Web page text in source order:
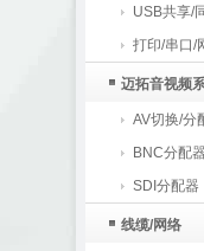
USB共享/
打印/串口/
迈拓音视频
AV切换/分
BNC分配器
SDI分配器
线缆/网络